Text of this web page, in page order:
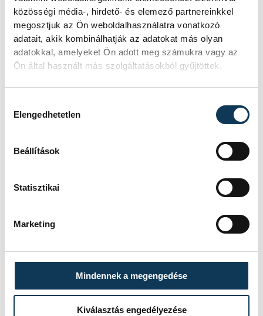
közösségi média-, hirdető- és elemező partnereinkkel
megosztjuk az Ön weboldalhasználatra vonatkozó
adatait, akik kombinálhatják az adatokat más olyan
adatokkal, amelyeket Ön adott meg számukra vagy az
Ön által használt más szolgáltatásokból gyűjtöttek.
Elengedhetetlen
Beállítások
Statisztikai
Marketing
Mindennek a megengedése
Kiválasztás engedélyezése
KÖZÉLET
Baka Andrást jelöli
parlamenti frakciója
Baka Andrást, a Legfelsőbb Bíróság
korábbi elnökét jelöli köztársasági
elnöknek a Tisza párt parlamenti
frakciója.